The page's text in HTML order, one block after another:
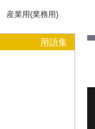
産業用(業務用)
用語集